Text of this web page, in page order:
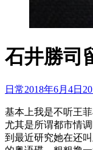
石井勝司
日常2018年6月4日
基本上我是不听王
尤其是所谓都市情
到最近研究她在还